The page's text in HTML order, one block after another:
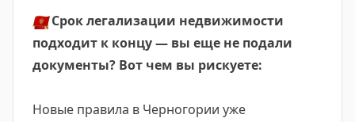
🇲🇪Срок легализации недвижимости
подходит к концу — вы еще не подали
документы? Вот чем вы рискуете:
Новые правила в Черногории уже